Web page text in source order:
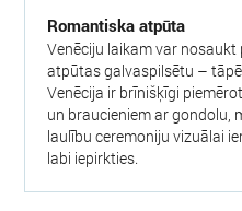
Romantiska atpūta
Venēciju laikam var
atpūtas galvaspilsētu –
Venēcija ir brīnišķīgi
un braucieniem ar gondolu,
laulību ceremoniju vizuālai
labi iepirkties.